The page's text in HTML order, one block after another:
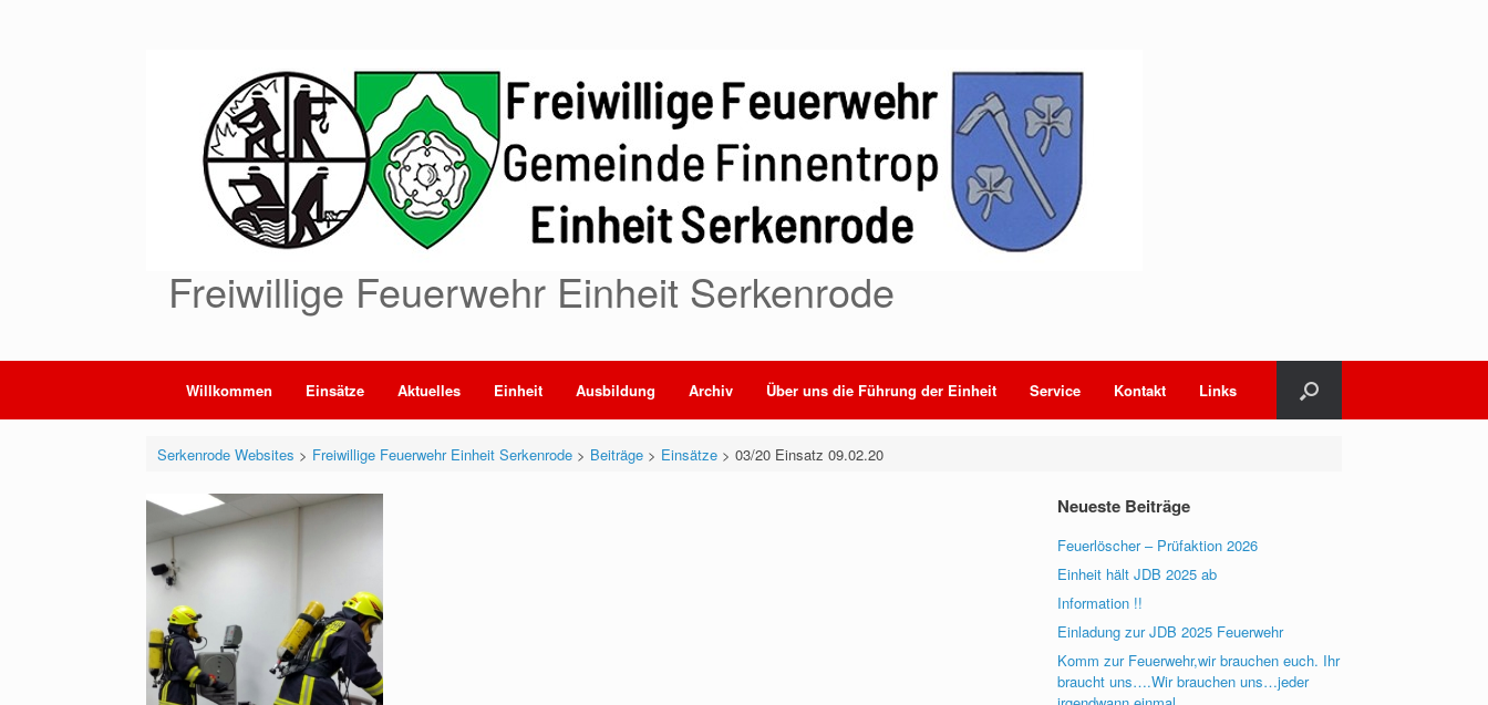
Freiwillige Feuerwehr Einheit Serkenrode
Willkommen Einsätze Aktuelles Einheit Ausbildung Archiv Über uns die Führung der Einheit Service Kontakt Links
Serkenrode Websites > Freiwillige Feuerwehr Einheit Serkenrode> Beiträge> Einsätze> 03/20 Einsatz 09.02.20
Neueste Beiträge
Feuerlöscher – Prüfaktion 2026
Einheit hält JDB 2025 ab
Information !!
Einladung zur JDB 2025 Feuerwehr
Komm zur Feuerwehr,wir brauchen euch. Ihr
braucht uns….Wir brauchen uns…jeder